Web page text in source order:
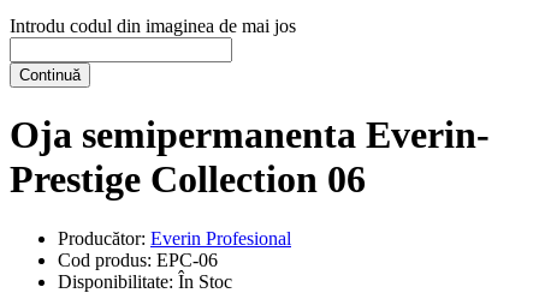
Introdu codul din imaginea de mai jos
Continuă
Oja semipermanenta Everin-
Prestige Collection 06
Producător: Everin Profesional
Cod produs: EPC-06
Disponibilitate: În Stoc